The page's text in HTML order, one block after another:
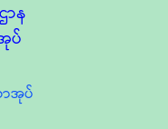
ာန
ပ်
ာအုပ်